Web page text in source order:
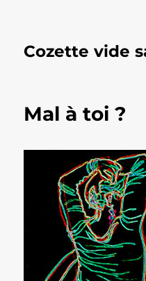
Cozette vide
Mal à toi ?